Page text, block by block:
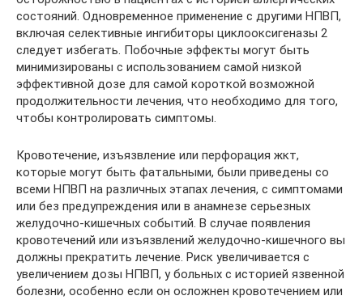
состояний. Одновременное применение с другими НПВП,
включая селективные ингибиторы циклооксигеназы 2
следует избегать. Побочные эффекты могут быть
минимизированы с использованием самой низкой
эффективной дозе для самой короткой возможной
продолжительности лечения, что необходимо для того,
чтобы контролировать симптомы.
Кровотечение, изъязвление или перфорация жкт,
которые могут быть фатальными, были приведены со
всеми НПВП на различных этапах лечения, с симптомами
или без предупреждения или в анамнезе серьезных
желудочно-кишечных событий. В случае появления
кровотечений или изъязвлений желудочно-кишечного вы
должны прекратить лечение. Риск увеличивается с
увеличением дозы НПВП, у больных с историей язвенной
болезни, особенно если он осложнен кровотечением или